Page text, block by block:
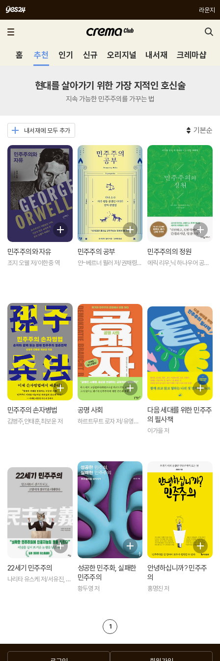
라운지
홈 추천 인기 신규 오리지널 내서재 크레마샵
현대를 살아가기 위한 가장 지적인 호신술
지속 가능한 민주주의를 가꾸는 법
내서재에 모두 추가 기본순
민주주의와 자유
조지 오웰 저/이한중 역
민주주의 공부
얀-베르너 뮐러 저/권채령
민주주의의 정원
에릭 리우,닉 하나우어 공저/
민주주의 손자병법
김병주,안태훈,최보윤 저
공명 사회
하르트무트 로자 저/유영미
다음 세대를 위한 민주주
의 필사책
이가을 저
22세기 민주주의
나리타 유스케 저/서유진, 이
성공한 민주화, 실패한
민주주의
황두영 저
안녕하십니까? 민주주
의
홍명진 저
1